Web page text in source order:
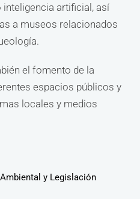
artificial, así
a museos relacionados
el fomento de la
espacios públicos y
locales y medios
y Legislación